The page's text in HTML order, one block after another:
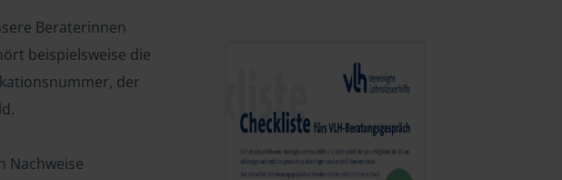
Beraterinnen
beispielsweise die
der
Nachweise